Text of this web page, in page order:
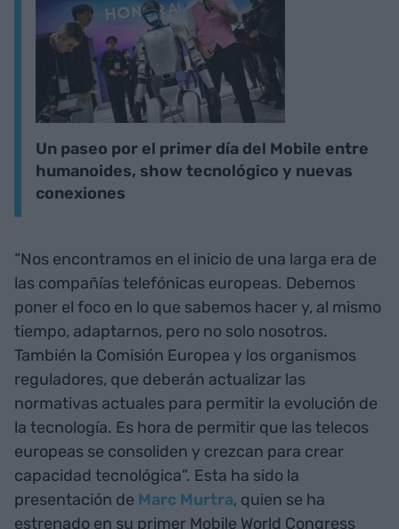
Un paseo por el primer día del Mobile entre
humanoides, show tecnológico y nuevas
conexiones
“Nos encontramos en el inicio de una larga era de
las compañías telefónicas europeas. Debemos
poner el foco en lo que sabemos hacer y, al mismo
tiempo, adaptarnos, pero no solo nosotros.
También la Comisión Europea y los organismos
reguladores, que deberán actualizar las
normativas actuales para permitir la evolución de
la tecnología. Es hora de permitir que las telecos
europeas se consoliden y crezcan para crear
capacidad tecnológica”. Esta ha sido la
presentación de Marc Murtra, quien se ha
estrenado en su primer Mobile World Congress